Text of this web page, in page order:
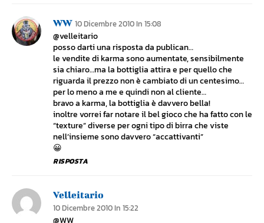
WW 10 Dicembre 2010 In 15:08
@velleitario
posso darti una risposta da publican…
le vendite di karma sono aumentate, sensibilmente
sia chiaro…ma la bottiglia attira e per quello che
riguarda il prezzo non è cambiato di un centesimo…
per lo meno a me e quindi non al cliente…
bravo a karma, la bottiglia è davvero bella!
inoltre vorrei far notare il bel gioco che ha fatto con le
“texture” diverse per ogni tipo di birra che viste
nell’insieme sono davvero “accattivanti”
😀
RISPOSTA
Velleitario
10 Dicembre 2010 In 15:22
@WW